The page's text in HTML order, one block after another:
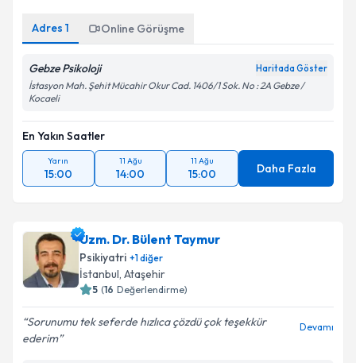
Adres 1 Online Görüşme
Gebze Psikoloji Haritada Göster
İstasyon Mah. Şehit Mücahir Okur Cad. 1406/1 Sok. No : 2A Gebze /
Kocaeli
En Yakın Saatler
Yarın
15:00
11 Ağu
14:00
11 Ağu
15:00 Daha Fazla
Uzm. Dr. Bülent Taymur
Psikiyatri +1diğer
İstanbul, Ataşehir
5 (16 Değerlendirme)
Sorunumu tek seferde hızlıca çözdü çok teşekkür
ederim
Devamı